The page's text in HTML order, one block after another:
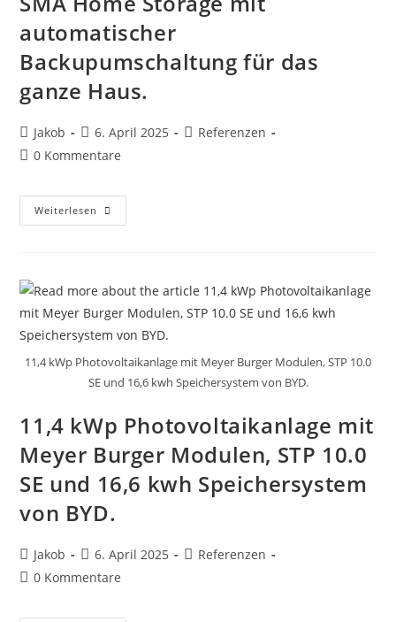
automatischer
Backupumschaltung für das
ganze Haus.
Beitrags-
Autor:
Jakob
Beitrag
veröffentlicht:
6. April 2025
Beitrags-
Referenzen
Beitrags-
0 Kommentare
Weiterlesen 16.8
KWp
Heckert
Solar,
SMA
STP
10.0
Und
SMA
STP
13.1
KWh
Speichersystem
SMA
Home
Storage
Mit
Automatischer
Backupumschaltung
Ganze
Haus.
11,4 kWp Photovoltaikanlage mit Meyer Burger Modulen, STP 10.0
SE und 16,6 kwh Speichersystem von BYD.
11,4 kWp Photovoltaikanlage mit
Meyer Burger Modulen, STP 10.0
SE und 16,6 kwh Speichersystem
von BYD.
Beitrags-
Autor:
Jakob
Beitrag
veröffentlicht:
6. April 2025
Beitrags-
Referenzen
Beitrags-
0 Kommentare